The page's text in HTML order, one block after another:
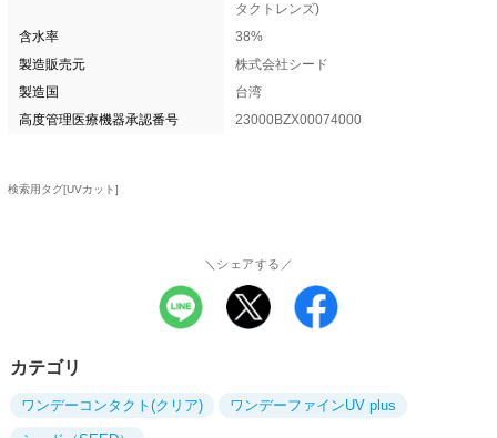
タクトレンズ)
含水率
38%
製造販売元
株式会社シード
製造国
台湾
高度管理医療機器承認番号
23000BZX00074000
検索用タグ[UVカット]
＼シェアする／
カテゴリ
ワンデーコンタクト(クリア) ワンデーファインUV plus